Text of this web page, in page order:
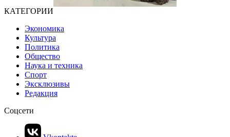
КАТЕГОРИИ
Экономика
Культура
Политика
Общество
Наука и техника
Спорт
Эксклюзивы
Редакция
Соцсети